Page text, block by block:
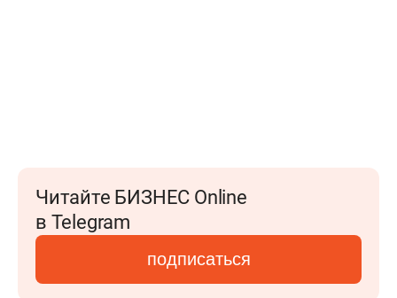
Читайте БИЗНЕС Online
в Telegram
подписаться